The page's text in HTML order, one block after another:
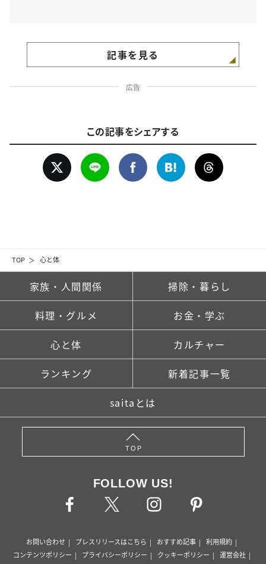
TOP 心と体
記事を見る
広告
この記事をシェアする
家族・人間関係 掃除・暮らし
料理・グルメ お金・学ぶ
心と体 カルチャー
ランキング 新着記事一覧
saitaとは
TOP
FOLLOW US!
お問い合わせ プレスリリースはこちら おすすめ記事
利用規約
コンテンツポリシー
プライバシーポリシー クッキーポリシー
運営会社